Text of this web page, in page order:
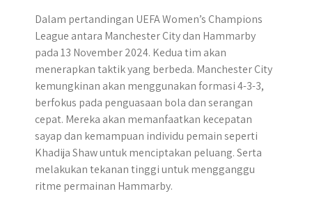
Dalam pertandingan UEFA Women’s Champions
League antara Manchester City dan Hammarby
pada 13 November 2024. Kedua tim akan
menerapkan taktik yang berbeda. Manchester City
kemungkinan akan menggunakan formasi 4-3-3,
berfokus pada penguasaan bola dan serangan
cepat. Mereka akan memanfaatkan kecepatan
sayap dan kemampuan individu pemain seperti
Khadija Shaw untuk menciptakan peluang. Serta
melakukan tekanan tinggi untuk mengganggu
ritme permainan Hammarby.